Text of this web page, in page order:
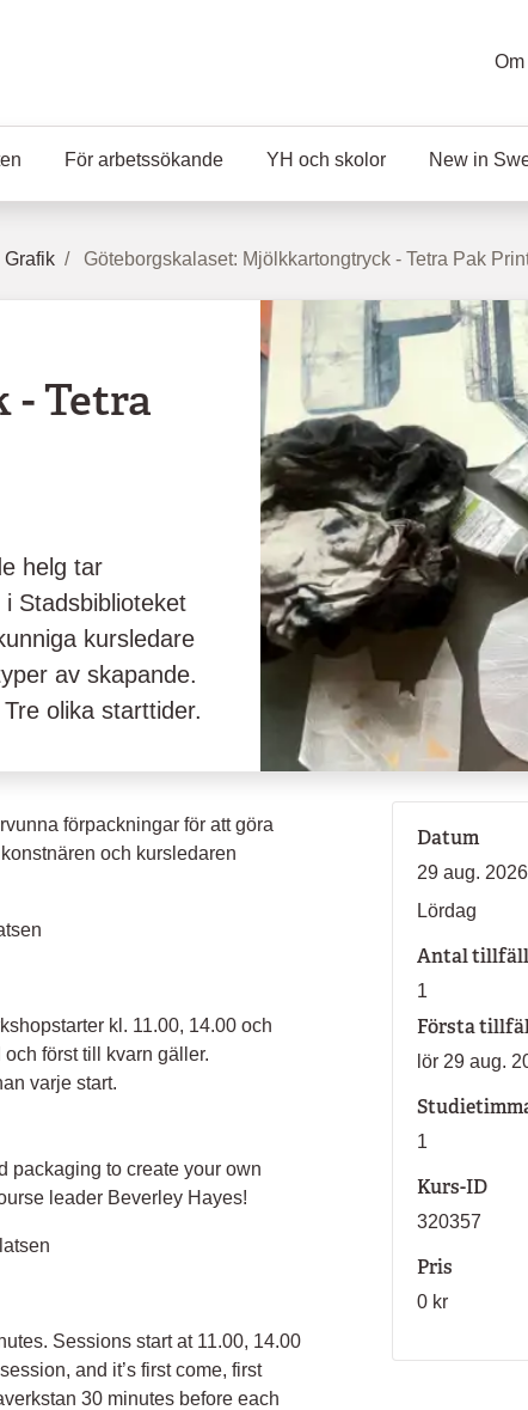
För arbetssökande YH och skolor New in
Grafik Göteborgskalaset: Mjölkkartongtryck - Tetra Pak
Tetra
helg tar
Stadsbiblioteket
kursledare
av skapande.
olika starttider.
förpackningar för att göra
och kursledaren
kl. 11.00, 14.00 och
först till kvarn gäller.
varje start.
packaging to create your own
leader Beverley Hayes!
Sessions start at 11.00, 14.00
and it’s first come, first
30 minutes before each
Datum
29 aug.
Lördag
Antal
1
Första
lör 29 aug.
1
Kurs-ID
320357
Pris
0 kr